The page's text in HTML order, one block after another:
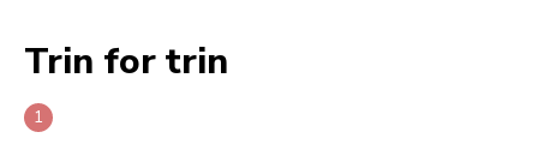
Trin for trin